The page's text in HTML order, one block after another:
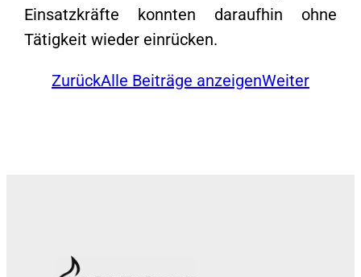
Einsatzkräfte konnten daraufhin ohne
Tätigkeit wieder einrücken.
ZurückAlle Beiträge anzeigenWeiter